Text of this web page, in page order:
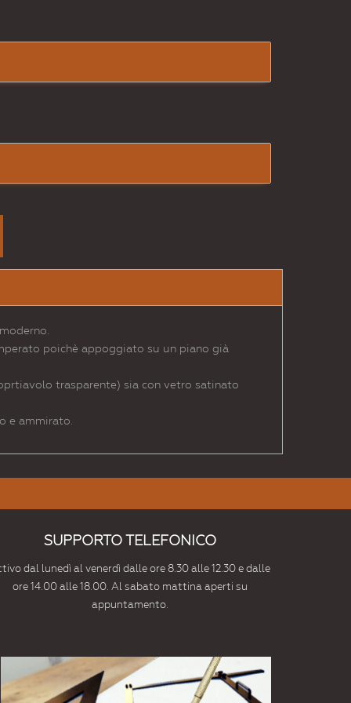
poichè appoggiato su un piano già
trasparente) sia con vetro satinato
e ammirato.
SUPPORTO TELEFONICO
dal lunedì al venerdì dalle ore 8.30 alle 12.30 e dalle
ore 14.00 alle 18.00. Al sabato mattina aperti su
appuntamento.